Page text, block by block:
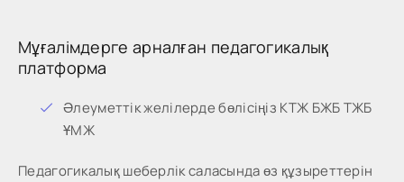
Мұғалімдерге арналған педагогикалық
платформа
Әлеуметтік желілерде бөлісіңіз КТЖ БЖБ ТЖБ
ҰМЖ
Педагогикалық шеберлік саласында өз құзыреттерін